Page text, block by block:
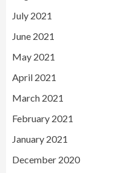
July 2021
June 2021
May 2021
April 2021
March 2021
February 2021
January 2021
December 2020